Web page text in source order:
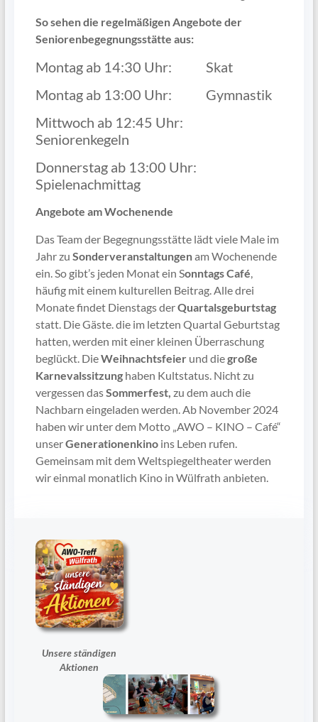
So sehen die regelmäßigen Angebote der
Seniorenbegegnungsstätte aus:
Montag ab 14:30 Uhr: Skat
Montag ab 13:00 Uhr: Gymnastik
Mittwoch ab 12:45 Uhr:
Seniorenkegeln
Donnerstag ab 13:00 Uhr:
Spielenachmittag
Angebote am Wochenende
Das Team der Begegnungsstätte lädt viele Male im
Jahr zu Sonderveranstaltungenam Wochenende
ein. So gibt’s jeden Monat ein Sonntags Café,
häufig mit einem kulturellen Beitrag. Alle drei
Monate findet Dienstags derQuartalsgeburtstag
statt. Die Gäste. die im letzten Quartal Geburtstag
hatten, werden mit einer kleinen Überraschung
beglückt. DieWeihnachtsfeierund diegroße
Karnevalssitzung haben Kultstatus. Nicht zu
vergessen dasSommerfest, zu dem auch die
Nachbarn eingeladen werden. Ab November 2024
haben wir unter dem Motto „AWO – KINO – Café“
unserGenerationenkinoins Leben rufen.
Gemeinsam mit dem Weltspiegeltheater werden
wir einmal monatlich Kino in Wülfrath anbieten.
Unsere ständigen
Aktionen